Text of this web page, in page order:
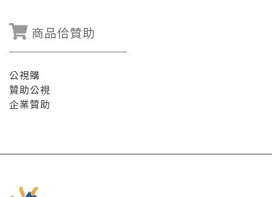
商品佮贊助
公視購
贊助公視
企業贊助